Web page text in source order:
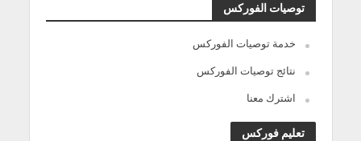
توصيات الفوركس
خدمة توصيات الفوركس
نتائج توصيات الفوركس
اشترك معنا
تعليم فوركس